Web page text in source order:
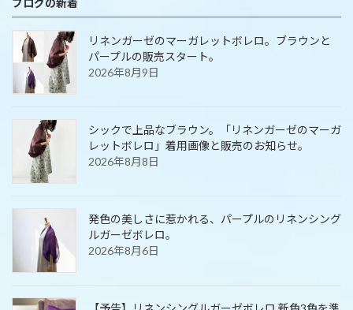
リネンガーゼのマーガレットボレロ。ブラウンと
パープルの販売スタート。
2026年8月9日
シックで上品なブラウン。「リネンガーゼのマーガ
レットボレロ」着用画像と販売のお知らせ。
2026年8月8日
発色の美しさに惹かれる、パープルのリネンシング
ルガーゼボレロ。
2026年8月6日